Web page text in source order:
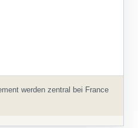
werden zentral bei France